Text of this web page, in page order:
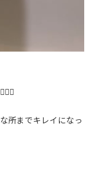
所までキレイになっ